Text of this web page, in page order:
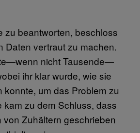
zu beantworten, beschloss
Daten vertraut zu machen.
nicht Tausende—
ihr klar wurde, wie sie
konnte, um das Problem zu
kam zu dem Schluss, dass
Zuhältern geschrieben